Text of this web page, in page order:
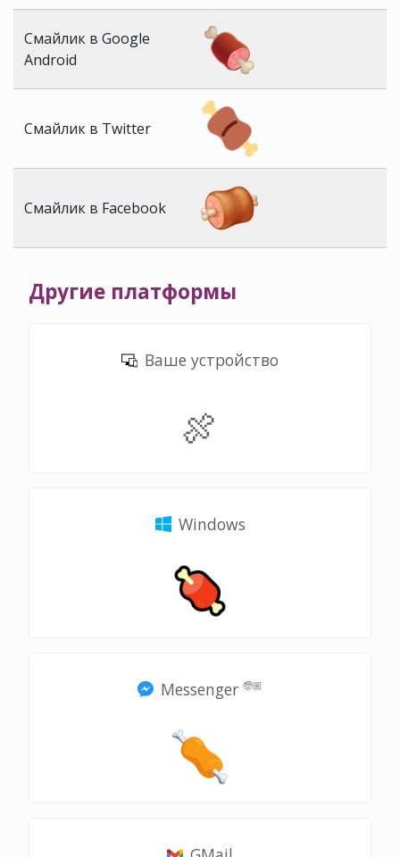
Смайлик в Google
Android
Смайлик в Twitter
Смайлик в Facebook
Другие платформы
Ваше устройство
🍖
Windows
Messenger 🧓🏼